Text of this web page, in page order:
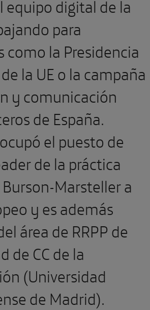
equipo digital de la
para
como la Presidencia
la UE o la campaña
y comunicación
de España.
el puesto de
de la práctica
Marsteller a
y es además
área de RRPP de
de CC de la
(Universidad
de Madrid).